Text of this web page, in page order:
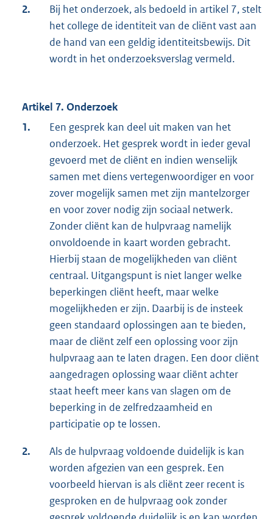
2.
Bij het onderzoek, als bedoeld in artikel 7, stelt
het college de identiteit van de cliënt vast aan
de hand van een geldig identiteitsbewijs. Dit
wordt in het onderzoeksverslag vermeld.
Artikel 7. Onderzoek
1.
Een gesprek kan deel uit maken van het
onderzoek. Het gesprek wordt in ieder geval
gevoerd met de cliënt en indien wenselijk
samen met diens vertegenwoordiger en voor
zover mogelijk samen met zijn mantelzorger
en voor zover nodig zijn sociaal netwerk.
Zonder cliënt kan de hulpvraag namelijk
onvoldoende in kaart worden gebracht.
Hierbij staan de mogelijkheden van cliënt
centraal. Uitgangspunt is niet langer welke
beperkingen cliënt heeft, maar welke
mogelijkheden er zijn. Daarbij is de insteek
geen standaard oplossingen aan te bieden,
maar de cliënt zelf een oplossing voor zijn
hulpvraag aan te laten dragen. Een door cliënt
aangedragen oplossing waar cliënt achter
staat heeft meer kans van slagen om de
beperking in de zelfredzaamheid en
participatie op te lossen.
2.
Als de hulpvraag voldoende duidelijk is kan
worden afgezien van een gesprek. Een
voorbeeld hiervan is als cliënt zeer recent is
gesproken en de hulpvraag ook zonder